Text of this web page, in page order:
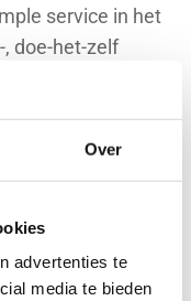
Over
advertenties te
media te bieden
service in het
, doe-het-zelf
Kies
retourneren en
terug komen krijg